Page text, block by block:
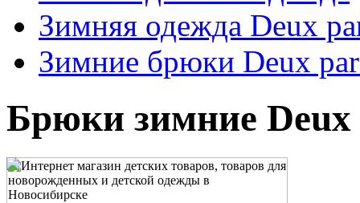
Зимняя одежда Deux
Зимние брюки Deux
Брюки зимние Deux